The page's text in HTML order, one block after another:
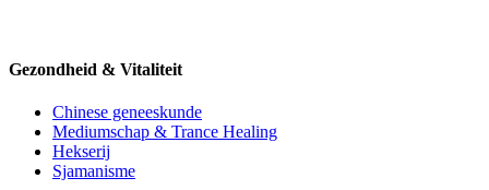
Gezondheid & Vitaliteit
Chinese geneeskunde
Mediumschap & Trance Healing
Hekserij
Sjamanisme